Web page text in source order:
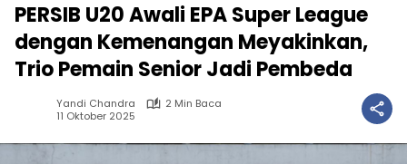
PERSIB U20 Awali EPA Super League
dengan Kemenangan Meyakinkan,
Trio Pemain Senior Jadi Pembeda
Yandi Chandra
2 Min Baca
11 Oktober 2025